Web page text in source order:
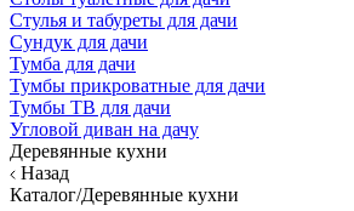
Стулья и табуреты для дачи
Сундук для дачи
Тумба для дачи
Тумбы прикроватные для дачи
Тумбы ТВ для дачи
Угловой диван на дачу
Деревянные кухни
Назад
Каталог/Деревянные кухни